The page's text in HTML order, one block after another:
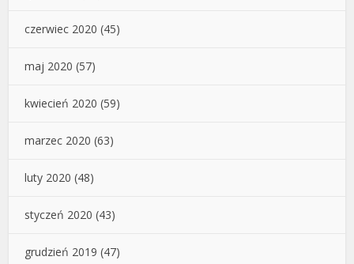
czerwiec 2020 (45)
maj 2020 (57)
kwiecień 2020 (59)
marzec 2020 (63)
luty 2020 (48)
styczeń 2020 (43)
grudzień 2019 (47)